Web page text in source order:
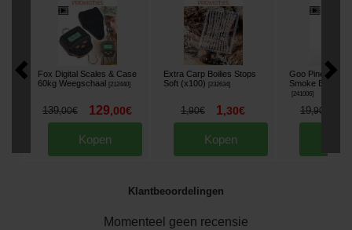
Fox Digital Scales & Case
60kg Weegschaal [212440]
139,00€ 129,00€
Kopen
Extra Carp Boilies Stops
Soft (x100) [232634]
1,90€ 1,30€
Kopen
Goo Pineapple
Smoke Booster
[241006]
19,90
Klantbeoordelingen
Momenteel geen recensie